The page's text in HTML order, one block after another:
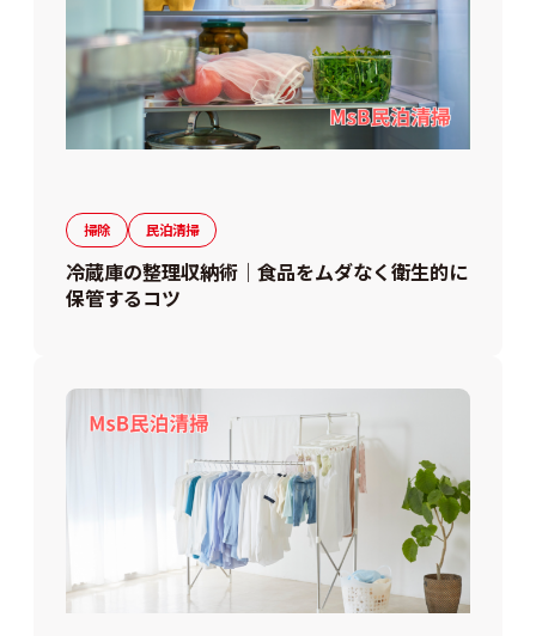
掃除 民泊清掃
冷蔵庫の整理収納術｜食品をムダなく衛生的に
保管するコツ